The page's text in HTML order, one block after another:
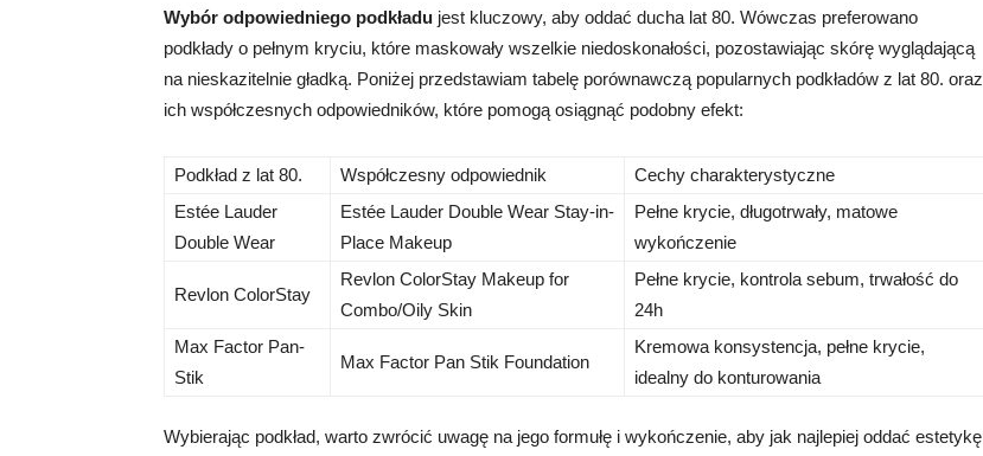
Wybór odpowiedniego podkładu jest kluczowy, aby oddać ducha lat 80. Wówczas preferowano
podkłady o pełnym kryciu, które maskowały wszelkie niedoskonałości, pozostawiając skórę wyglądającą
na nieskazitelnie gładką. Poniżej przedstawiam tabelę porównawczą popularnych podkładów z lat 80. oraz
ich współczesnych odpowiedników, które pomogą osiągnąć podobny efekt:
Podkład z lat 80. Współczesny odpowiednik
Cechy charakterystyczne
Estée Lauder
Double Wear
Estée Lauder Double Wear Stay-in-
Place Makeup
Pełne krycie, długotrwały, matowe
wykończenie
Revlon ColorStay
Revlon ColorStay Makeup for
Combo/Oily Skin
Pełne krycie, kontrola sebum, trwałość do
24h
Max Factor Pan-
Stik
Max Factor Pan Stik Foundation
Kremowa konsystencja, pełne krycie,
idealny do konturowania
Wybierając podkład, warto zwrócić uwagę na jego formułę i wykończenie, aby jak najlepiej oddać estetykę